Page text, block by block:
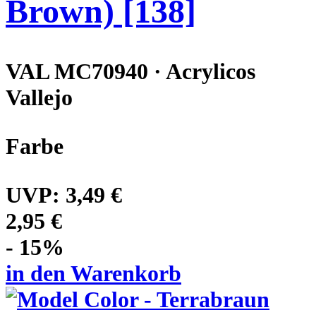
Brown) [138]
VAL MC70940 · Acrylicos
Vallejo
Farbe
UVP: 3,49 €
2,95 €
- 15%
in den Warenkorb